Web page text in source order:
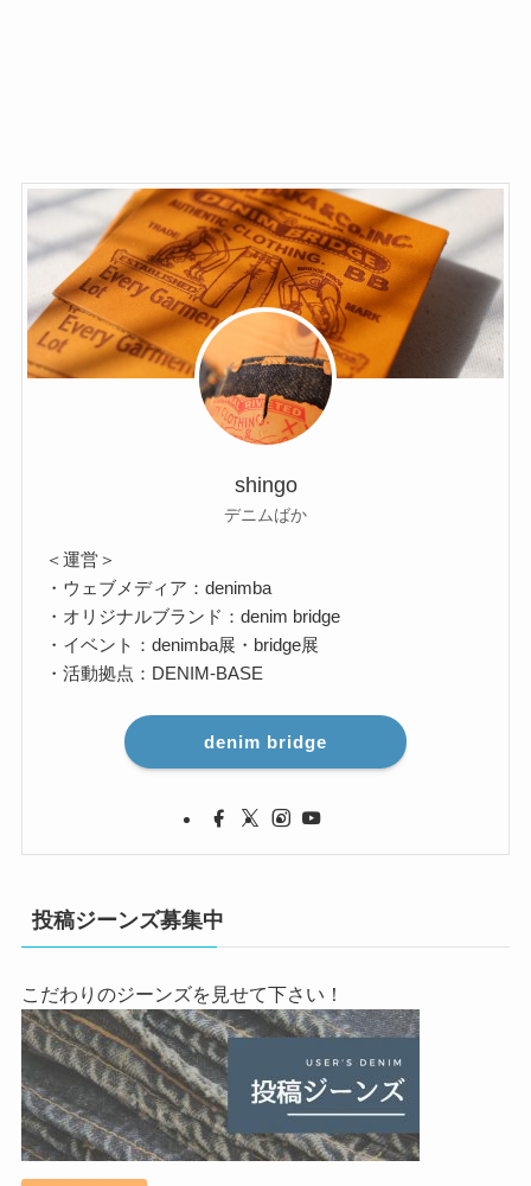
shingo
デニムばか
＜運営＞
・ウェブメディア：denimba
・オリジナルブランド：denim bridge
・イベント：denimba展・bridge展
・活動拠点：DENIM-BASE
denim bridge
投稿ジーンズ募集中
こだわりのジーンズを見せて下さい！